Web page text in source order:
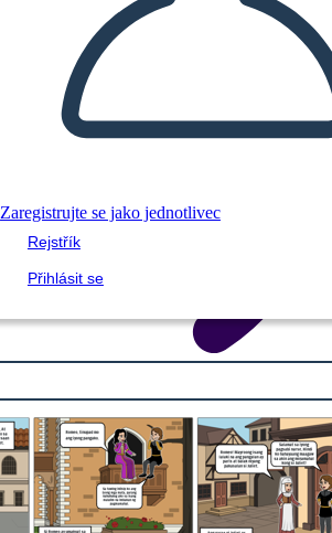
Zaregistrujte se jako jednotlivec
Rejstřík
Přihlásit se